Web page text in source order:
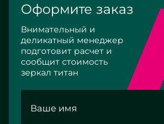
Оформите заказ
Внимательный и
деликатный менеджер
подготовит расчет и
сообщит стоимость
зеркал титан